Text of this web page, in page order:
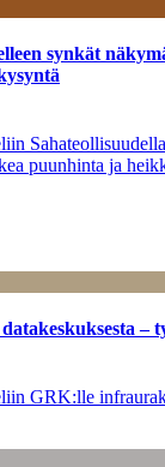
synkät
puunhinta ja
–
GRK:lle